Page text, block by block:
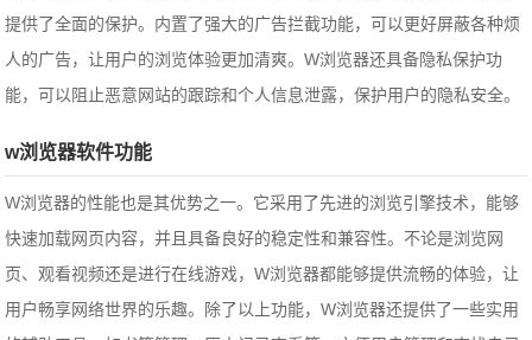
提供了全面的保护。内置了强大的广告拦截功能，可以更好屏蔽各种烦
人的广告，让用户的浏览体验更加清爽。W浏览器还具备隐私保护功
能，可以阻止恶意网站的跟踪和个人信息泄露，保护用户的隐私安全。
w浏览器软件功能
W浏览器的性能也是其优势之一。它采用了先进的浏览引擎技术，能够
快速加载网页内容，并且具备良好的稳定性和兼容性。不论是浏览网
页、观看视频还是进行在线游戏，W浏览器都能够提供流畅的体验，让
用户畅享网络世界的乐趣。除了以上功能，W浏览器还提供了一些实用